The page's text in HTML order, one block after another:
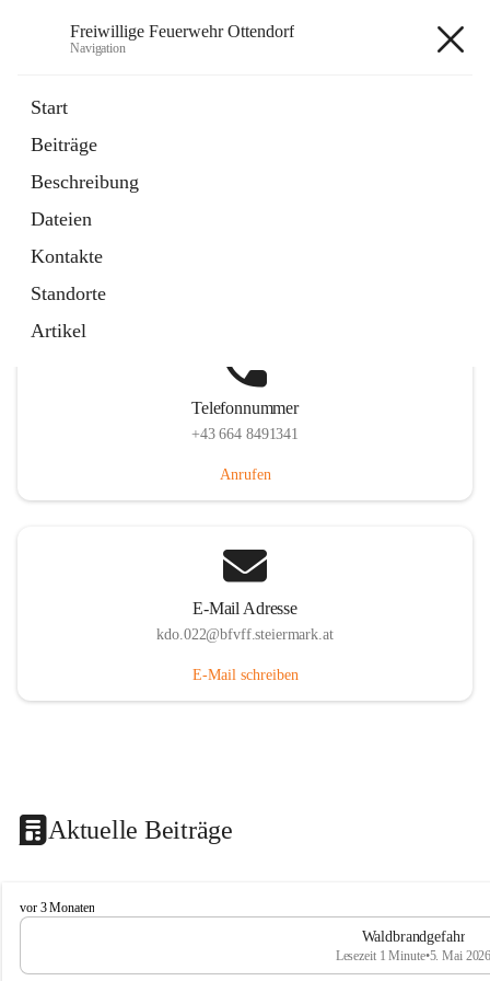
Freiwillige Feuerwehr Ottendorf
Navigation
Start
Beiträge
Beschreibung
Dateien
Kontakte
Standorte
Artikel
Telefonnummer
+43 664 8491341
Anrufen
E-Mail Adresse
kdo.022@bfvff.steiermark.at
E-Mail schreiben
Aktuelle Beiträge
F
r
i
vor 3 Monaten
Waldbrandgefahr
Lesezeit 1 Minute•5. Mai